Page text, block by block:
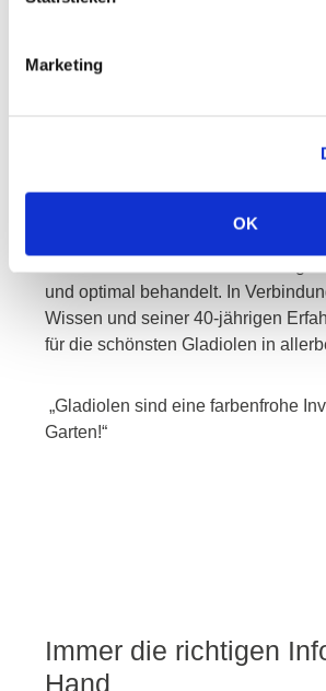
Marketing
OK
und optimal behandelt. In
Wissen und seiner 40-jährigen
für die schönsten Gladiolen in
„Gladiolen sind eine farbenfrohe
Garten!“
Immer die richtigen
Hand